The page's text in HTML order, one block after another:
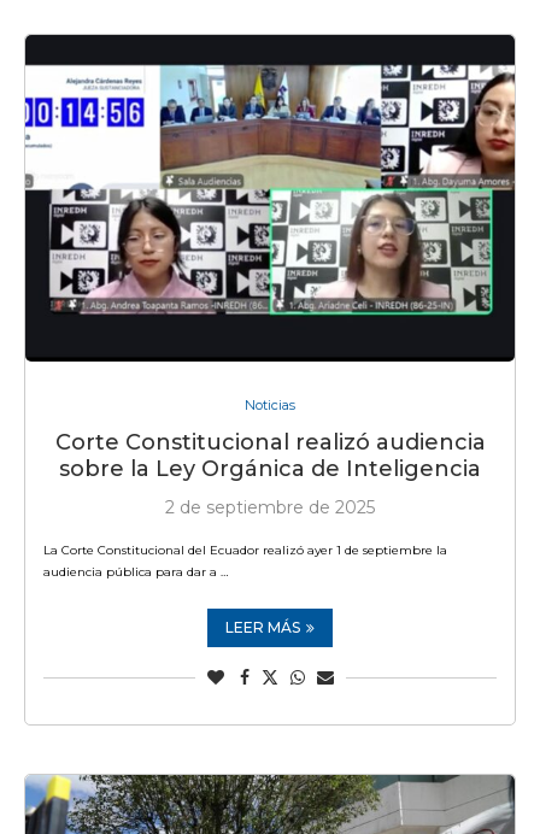
Noticias
Corte Constitucional realizó audiencia
sobre la Ley Orgánica de Inteligencia
2 de septiembre de 2025
La Corte Constitucional del Ecuador realizó ayer 1 de septiembre la
audiencia pública para dar a …
LEER MÁS